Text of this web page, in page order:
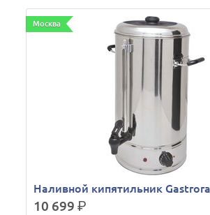
Москва
Наливной кипятильник
10 699р.